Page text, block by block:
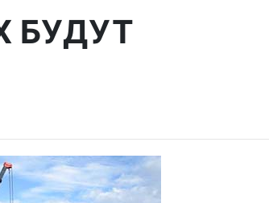
БУДУТ